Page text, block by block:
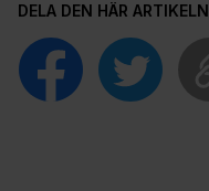
DELA DEN HÄR ARTIKELN